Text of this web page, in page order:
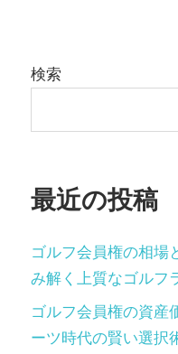
ー
ョ
検索
最近の投稿
ゴルフ会員権の相場
み解く上質なゴルフ
ゴルフ会員権の資産
ーツ時代の賢い選択